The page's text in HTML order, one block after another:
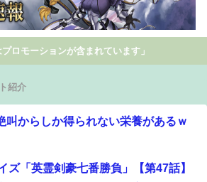
プロモーションが含まれています」
紹介
叫からしか得られない栄養があるｗ
ズ「英霊剣豪七番勝負」【第47話】